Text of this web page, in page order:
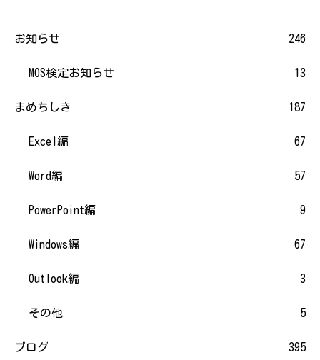
お知らせ 246
MOS検定お知らせ 13
まめちしき 187
Excel編 67
Word編 57
PowerPoint編 9
Windows編 67
Outlook編 3
その他 5
ブログ 395